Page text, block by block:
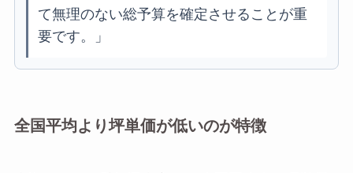
て無理のない総予算を確定させることが重
要です。」
全国平均より坪単価が低いのが特徴